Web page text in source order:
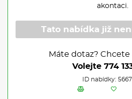
akontaci.
Tato nabídka již
Máte dotaz? Chcete
Volejte 774
ID nabídky: